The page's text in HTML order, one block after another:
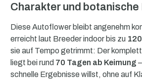
Charakter und botanische
Diese Autoflower bleibt angenehm
erreicht laut Breeder indoor bis zu
sie auf Tempo getrimmt: Der
liegt bei rund 70 Tagen ab Keimung
schnelle Ergebnisse willst, ohne auf